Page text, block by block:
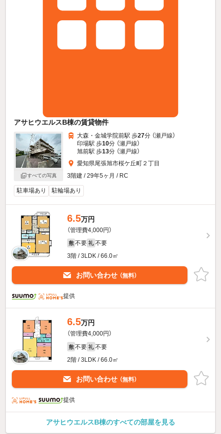
アサヒウエルスB棟の賃貸物件
すべての写真
大森・金城学院前駅 歩27分 （瀬戸線）
印場駅 歩10分 （瀬戸線）
旭前駅 歩13分 （瀬戸線）
愛知県尾張旭市桜ケ丘町２丁目
3階建 / 29年5ヶ月 / RC
駐車場あり 駐輪場あり
6.5万円
（管理費4,000円）
敷 不要 礼 不要
3階 / 3LDK / 66.0㎡
お問い合わせ （無料）
提供
6.5万円
（管理費4,000円）
敷 不要 礼 不要
2階 / 3LDK / 66.0㎡
お問い合わせ （無料）
提供
アサヒウエルスB棟のすべての部屋を見る